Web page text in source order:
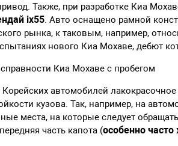
Также, при разработке Киа
ix55. Авто оснащено рамной
рынка, к таковым, например,
нового Киа Мохаве, дебют
Киа Мохаве с пробегом
автомобилей
кузова. Так, например, на
места, на которые следует
часть капота (особенно